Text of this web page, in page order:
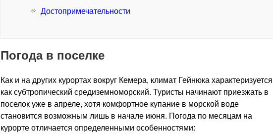
Достопримечательности
Погода в поселке
Как и на других курортах вокруг Кемера, климат Гейнюка характеризуется
как субтропический средиземноморский. Туристы начинают приезжать в
поселок уже в апреле, хотя комфортное купание в морской воде
становится возможным лишь в начале июня. Погода по месяцам на
курорте отличается определенными особенностями: